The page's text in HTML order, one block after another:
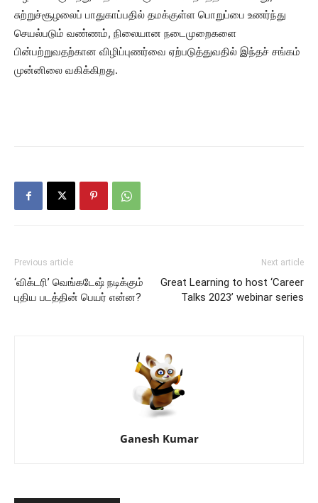
சுற்றுச்சூழலைப் பாதுகாப்பதில் தமக்குள்ள பொறுப்பை உணர்ந்து
செயல்படும் வண்ணம், நிலையான நடைமுறைகளை
பின்பற்றுவதற்கான விழிப்புணர்வை ஏற்படுத்துவதில் இந்தச் சங்கம்
முன்னிலை வகிக்கிறது.
Previous article
‘விக்டரி’ வெங்கடேஷ் நடிக்கும்
புதிய படத்தின் பெயர் என்ன?
Next article
Great Learning to host ‘Career
Talks 2023’ webinar series
Ganesh Kumar